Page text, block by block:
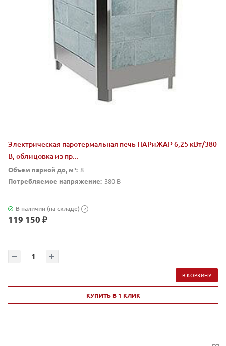
Электрическая паротермальная печь ПАРиЖАР 6,25 кВт/380
В, облицовка из пр...
Объем парной до, м³: 8
Потребляемое напряжение: 380 В
В наличии (на складе) ?
119 150 ₽
В КОРЗИНУ
КУПИТЬ В 1 КЛИК